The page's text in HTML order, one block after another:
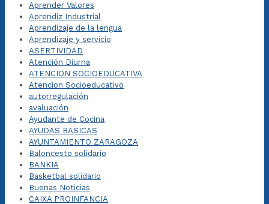
Aprender Valores
Aprendiz Industrial
Aprendizaje de la lengua
Aprendizaje y servicio
ASERTIVIDAD
Atención Diurna
ATENCION SOCIOEDUCATIVA
Atencion Socioeducativo
autorregulación
avaluación
Ayudante de Cocina
AYUDAS BASICAS
AYUNTAMIENTO ZARAGOZA
Baloncesto solidario
BANKIA
Basketbal solidario
Buenas Noticias
CAIXA PROINFANCIA